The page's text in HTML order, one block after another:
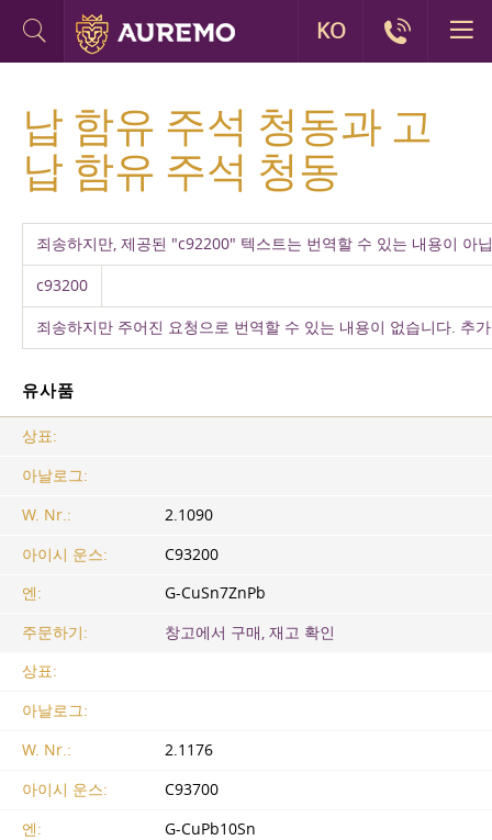
납 함유 주석 청동과 고
납 함유 주석 청동
죄송하지만, 제공된 "c92200" 텍스트는 번역할 수 있는 내용이 아
c93200
죄송하지만 주어진 요청으로 번역할 수 있는 내용이 없습니다. 추
유사품
상표:
아날로그:
W. Nr.:
2.1090
아이시 운스:
C93200
엔:
G-CuSn7ZnPb
주문하기:
창고에서 구매, 재고 확인
상표:
아날로그:
W. Nr.:
2.1176
아이시 운스:
C93700
엔:
G-CuPb10Sn
KO